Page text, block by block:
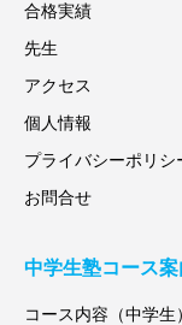
合格実績
先生
アクセス
個人情報
プライバシーポリシ
お問合せ
中学生塾コース案
コース内容（中学生